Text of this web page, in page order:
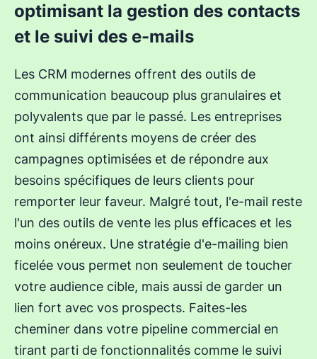
optimisant la gestion des contacts
et le suivi des e-mails
Les CRM modernes offrent des outils de
communication beaucoup plus granulaires et
polyvalents que par le passé. Les entreprises
ont ainsi différents moyens de créer des
campagnes optimisées et de répondre aux
besoins spécifiques de leurs clients pour
remporter leur faveur. Malgré tout, l'e-mail reste
l'un des outils de vente les plus efficaces et les
moins onéreux. Une stratégie d'e-mailing bien
ficelée vous permet non seulement de toucher
votre audience cible, mais aussi de garder un
lien fort avec vos prospects. Faites-les
cheminer dans votre pipeline commercial en
tirant parti de fonctionnalités comme le suivi